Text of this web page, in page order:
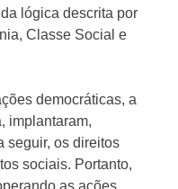
lógica descrita por
Classe Social e
democráticas, a
implantaram,
seguir, os direitos
sociais. Portanto,
as ações